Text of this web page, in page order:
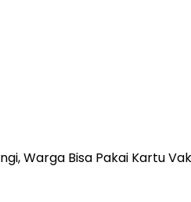
Warga Bisa Pakai Kartu